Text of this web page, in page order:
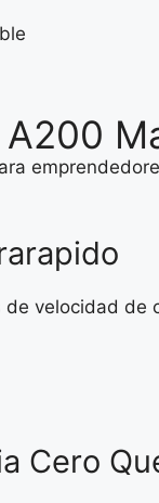
A200
velocidad de
Cero